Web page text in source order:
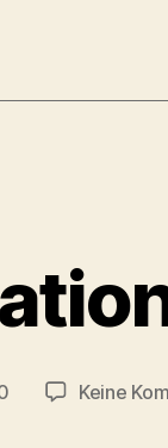
Keine